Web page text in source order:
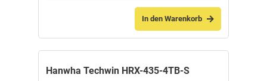
In den Warenkorb
Hanwha Techwin HRX-435-4TB-S